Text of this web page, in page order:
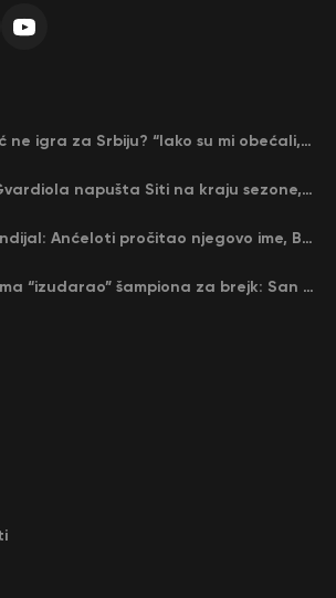
Zašto Rade Krunić ne igra za Srbiju? “Iako su mi obećali, niko me nije zvao…”
Kraj jedne ere – Gvardiola napušta Siti na kraju sezone, menja ga njegov nekadašnji rival
Nejmar ide na Mundijal: Anćeloti pročitao njegovo ime, Brazil u delirijumu (VIDEO)
Strašni Vembanjama “izudarao” šampiona za brejk: San Antonio poveo protiv Oklahome